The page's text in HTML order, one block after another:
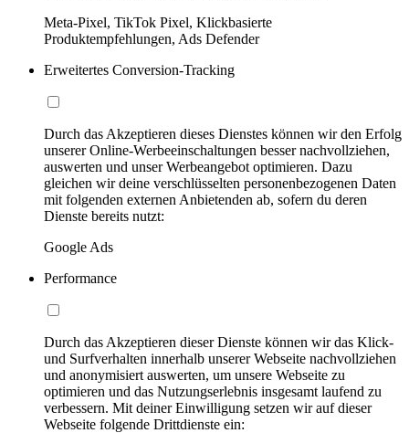
Meta-Pixel, TikTok Pixel, Klickbasierte
Produktempfehlungen, Ads Defender
Erweitertes Conversion-Tracking
Durch das Akzeptieren dieses Dienstes können wir den Erfolg
unserer Online-Werbeeinschaltungen besser nachvollziehen,
auswerten und unser Werbeangebot optimieren. Dazu
gleichen wir deine verschlüsselten personenbezogenen Daten
mit folgenden externen Anbietenden ab, sofern du deren
Dienste bereits nutzt:
Google Ads
Performance
Durch das Akzeptieren dieser Dienste können wir das Klick-
und Surfverhalten innerhalb unserer Webseite nachvollziehen
und anonymisiert auswerten, um unsere Webseite zu
optimieren und das Nutzungserlebnis insgesamt laufend zu
verbessern. Mit deiner Einwilligung setzen wir auf dieser
Webseite folgende Drittdienste ein: